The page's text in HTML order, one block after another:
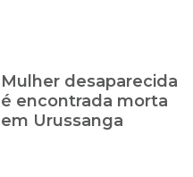
Mulher desaparecida
é encontrada morta
em Urussanga